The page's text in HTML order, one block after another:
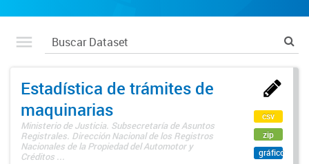
Estadística de trámites de
maquinarias
Ministerio de Justicia. Subsecretaría de Asuntos
Registrales. Dirección Nacional de los Registros
Nacionales de la Propiedad del Automotor y
Créditos ...
csv
zip
gráfico